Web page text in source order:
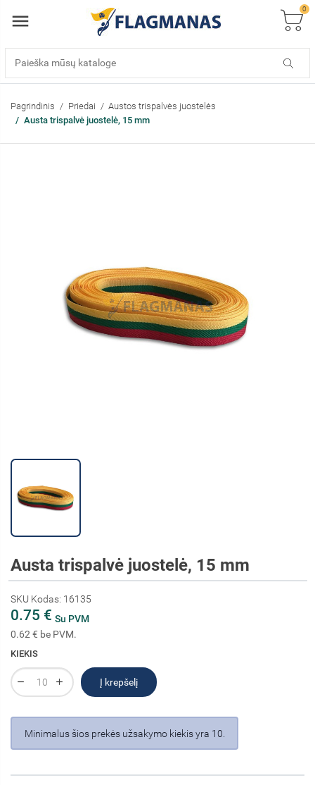
0
Pagrindinis Priedai
Austos trispalvės juostelės
Austa trispalvė juostelė, 15 mm
Austa trispalvė juostelė, 15 mm
SKU Kodas: 16135
0.75 € Su PVM
0.62 € be PVM.
KIEKIS
Į krepšelį
Minimalus šios prekės užsakymo kiekis yra 10.